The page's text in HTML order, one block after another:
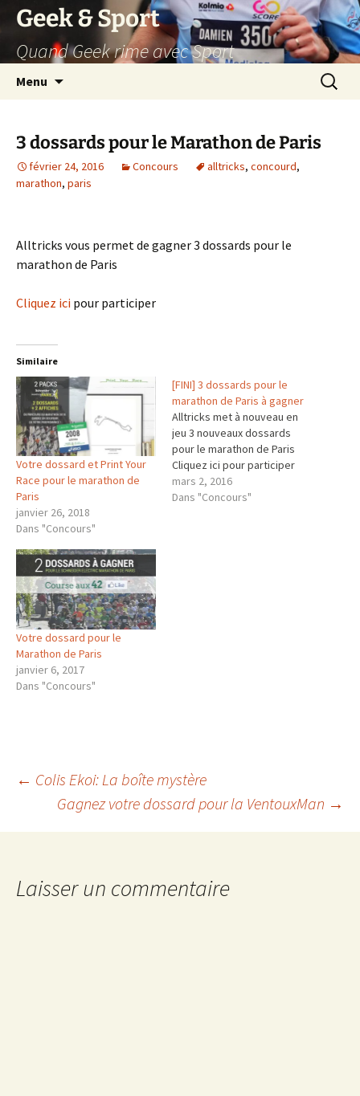
Aller
au
contenu
Geek & Sport
Quand Geek rime avec Sport
Menu
3 dossards pour le Marathon de Paris
février 24, 2016 Concours alltricks, concourd,
marathon, paris
Alltricks vous permet de gagner 3 dossards pour le
marathon de Paris
Cliquez ici pour participer
Similaire
Votre dossard et Print Your
Race pour le marathon de
Paris
janvier 26, 2018
Dans "Concours"
[FINI] 3 dossards pour le
marathon de Paris à gagner
Alltricks met à nouveau en
jeu 3 nouveaux dossards
pour le marathon de Paris
Cliquez ici pour participer
mars 2, 2016
Dans "Concours"
Votre dossard pour le
Marathon de Paris
janvier 6, 2017
Dans "Concours"
Navigation
des
articles
← Colis Ekoi: La boîte mystère
Gagnez votre dossard pour la VentouxMan →
Laisser un commentaire